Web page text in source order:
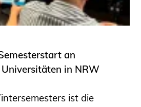
Formulare
an
in NRW
ist die